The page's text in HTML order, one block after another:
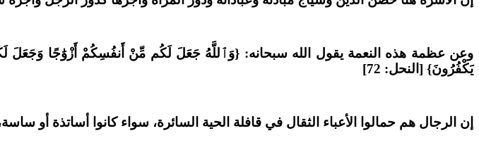
وعن عظمة هذه النعمة يقول الله سبحانه: {وَٱللَّهُ جَعَلَ لَكُم مِّنْ أَنفُسِكُمْ أَزْوَٰجًا
يَكْفُرُونَ} [النحل: 72]
إن الرجال هم حمالوا الأعباء الثقال في قافلة الحية السائرة، سواء كانوا أساتذة أو